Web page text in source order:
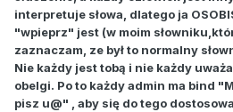
interpretuje słowa, dlatego ja
"wpieprz" jest (w moim
zaznaczam, ze był to normalny
Nie każdy jest tobą i nie każdy
obelgi. Po to każdy admin ma bind
pisz u@" , aby się do tego